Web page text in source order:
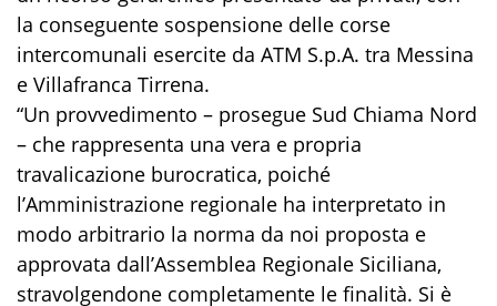
la conseguente sospensione delle corse
intercomunali esercite da ATM S.p.A. tra Messina
e Villafranca Tirrena.
“Un provvedimento – prosegue Sud Chiama Nord
– che rappresenta una vera e propria
travalicazione burocratica, poiché
l’Amministrazione regionale ha interpretato in
modo arbitrario la norma da noi proposta e
approvata dall’Assemblea Regionale Siciliana,
stravolgendone completamente le finalità. Si è